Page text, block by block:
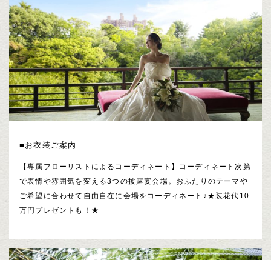
■お衣装ご案内
【専属フローリストによるコーディネート】コーディネート次第
で表情や雰囲気を変える3つの披露宴会場。おふたりのテーマや
ご希望に合わせて自由自在に会場をコーディネート♪★装花代10
万円プレゼントも！★